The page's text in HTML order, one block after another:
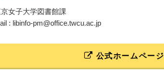
女子大学図書館課
: libinfo-pm@office.twcu.ac.jp
公式ホームページ